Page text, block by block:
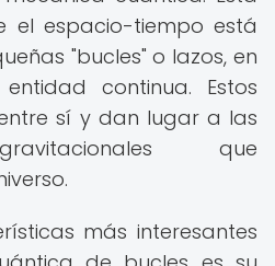
el espacio-tiempo está
"bucles" o lazos, en
continua. Estos
sí y dan lugar a las
que
más interesantes